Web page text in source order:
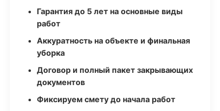
Гарантия до 5 лет на основные виды
работ
Аккуратность на объекте и финальная
уборка
Договор и полный пакет закрывающих
документов
Фиксируем смету до начала работ